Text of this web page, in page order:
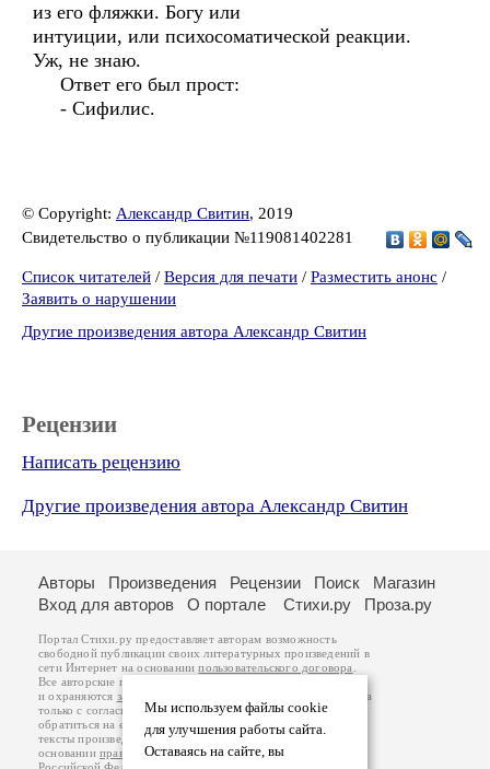
из его фляжки. Богу или
интуиции, или психосоматической реакции.
Уж, не знаю.
Ответ его был прост:
- Сифилис.
© Copyright: Александр Свитин, 2019
Свидетельство о публикации №119081402281
Список читателей / Версия для печати / Разместить анонс /
Заявить о нарушении
Другие произведения автора Александр Свитин
Рецензии
Написать рецензию
Другие произведения автора Александр Свитин
Мы используем файлы cookie
для улучшения работы сайта.
Оставаясь на сайте, вы
Авторы Произведения Рецензии Поиск
Магазин
Вход для авторов
О портале Стихи.ру Проза.ру
Портал Стихи.ру предоставляет авторам возможность
свободной публикации своих литературных произведений в
сети Интернет на основаниипользовательского договора
Все авторские права на произведения принадлежат авторам
и охраняются законом
. Перепечатка произведений возможна
только с согласия его автора, к которому вы можете
обратиться на его авторской странице. Ответственность за
тексты произведений авторы несут самостоятельно на
основанииправил публикацииизаконодательства